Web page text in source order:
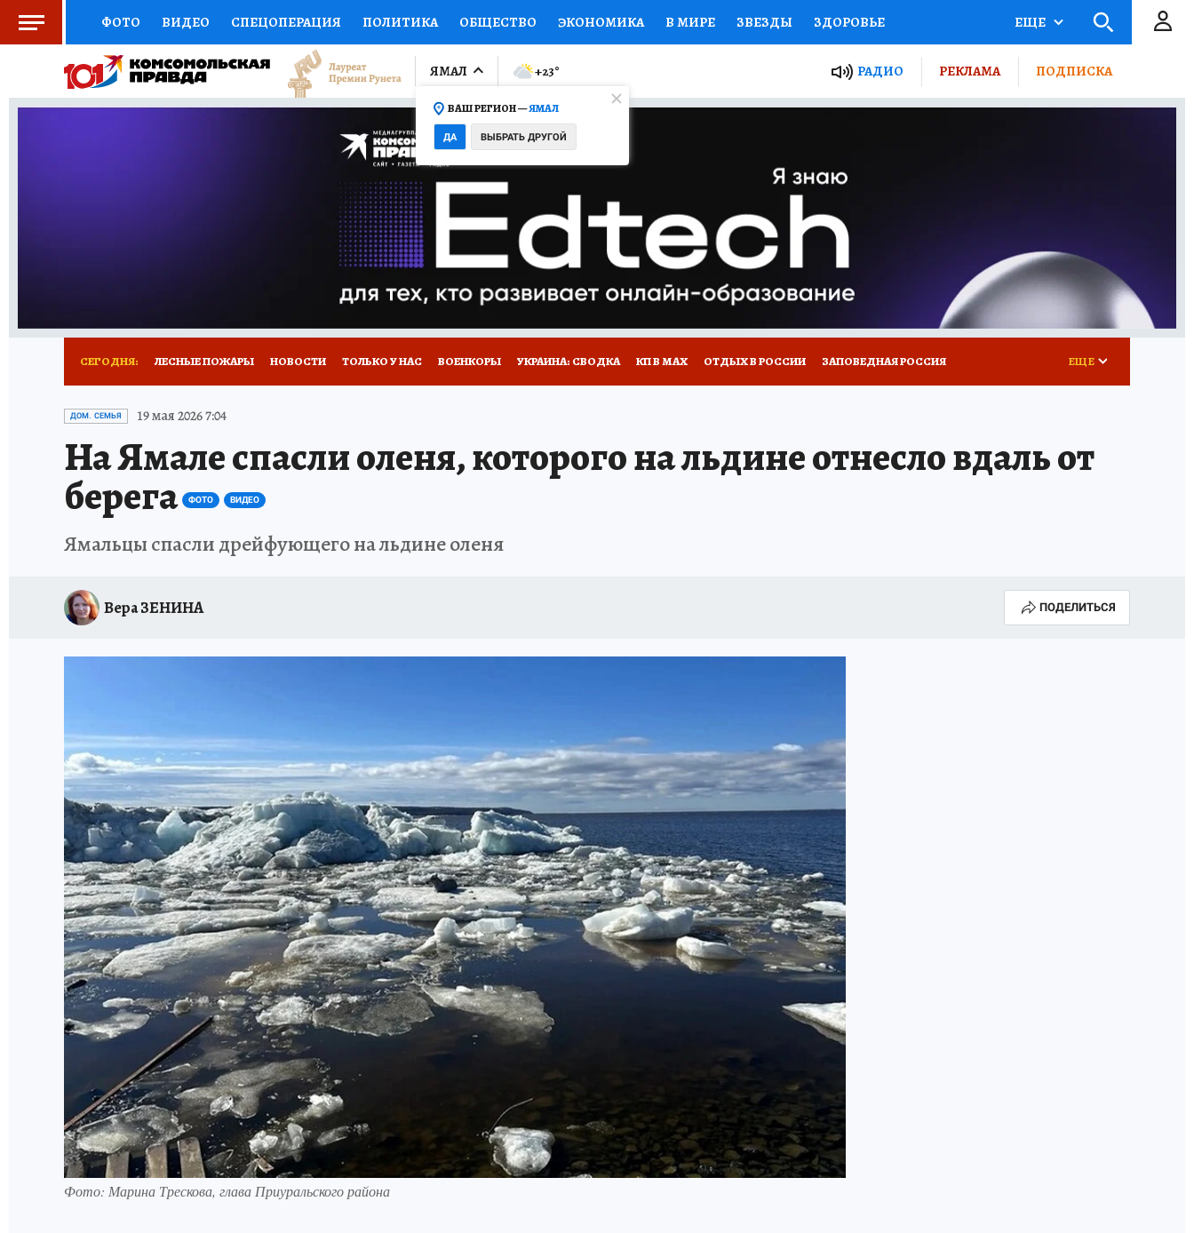
ФОТО ВИДЕО СПЕЦОПЕРАЦИЯ ПОЛИТИКА ОБЩЕСТВО ЭКОНОМИКА В МИРЕ ЗВЕЗДЫ ЗДОРОВЬЕ
СОЦПОДДЕРЖКА НАУКА СПОРТ КОЛУМНИСТЫ ПРОИСШЕСТВИЯ НАЦИОНАЛЬНЫЕ ПРОЕКТЫ РОССИИ
ВЫБОР ЭКСПЕРТОВ ДОКТОР ФИНАНСЫ ОТКРЫВАЕМ МИР СЕМЬЯ ЖЕНСКИЕ СЕКРЕТЫ ПУТЕВОДИТЕЛЬ
ПРОГНОЗЫ НА СПОРТ ПРОМОКОДЫ СЕРИАЛЫ
ТЕЛЕВИЗОР КОЛЛЕКЦИИ КОНКУРСЫ ГИД ПОТРЕБИТЕЛЯ
НОВОЕ НА САЙТЕ
ЕЩЕ
ЯМАЛ
ВАШ РЕГИОН —ЯМАЛ
ДА ВЫБРАТЬ ДРУГОЙ
+23° РАДИО РЕКЛАМА ПОДПИСКА
СЕГОДНЯ: ЛЕСНЫЕ ПОЖАРЫ НОВОСТИ ТОЛЬКО У НАС ВОЕНКОРЫ УКРАИНА: СВОДКА КП В МАХ ОТДЫХ В РОССИИ ЗАПОВЕДНАЯ РОССИЯ
ПРОИСШЕСТВИЯ
ЕЩЕ
ДОМ. СЕМЬЯ 19 мая 2026 7:04
На Ямале спасли оленя, которого на льдине отнесло вдаль от
берега ФОТО ВИДЕО
Ямальцы спасли дрейфующего на льдине оленя
Вера ЗЕНИНА ПОДЕЛИТЬСЯ
Фото: Марина Трескова, глава Приуральского района